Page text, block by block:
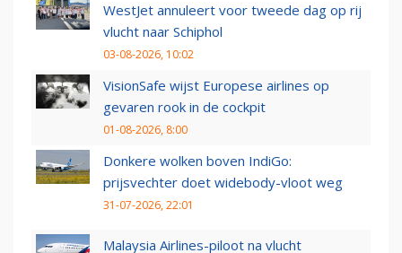
WestJet annuleert voor tweede dag op rij
vlucht naar Schiphol
03-08-2026, 10:02
VisionSafe wijst Europese airlines op
gevaren rook in de cockpit
01-08-2026, 8:00
Donkere wolken boven IndiGo:
prijsvechter doet widebody-vloot weg
31-07-2026, 22:01
Malaysia Airlines-piloot na vlucht